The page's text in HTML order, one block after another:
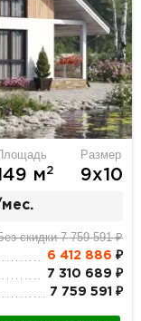
м2
Размер
9х10
скидки 7 759 591 ₽
6 412 886 ₽
7 310 689 ₽
7 759 591 ₽